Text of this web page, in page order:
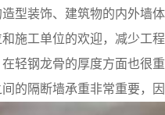
型装饰、建筑物的内外墙
施工单位的欢迎，减少工
轻钢龙骨的厚度方面也很
的隔断墙承重非常重要，